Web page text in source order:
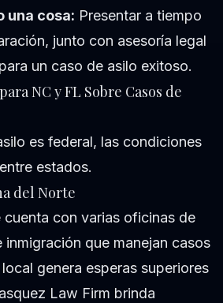
una cosa: Presentar a tiempo
junto con asesoría legal
un caso de asilo exitoso.
NC y FL Sobre Casos de
es federal, las condiciones
estados.
del Norte
cuenta con varias oficinas de
inmigración que manejan casos
genera esperas superiores
Law Firm brinda